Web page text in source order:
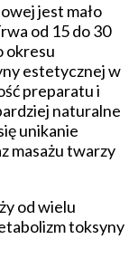
jest mało
od 15 do 30
okresu
estetycznej w
preparatu i
naturalne
unikanie
masażu twarzy
od wielu
toksyny